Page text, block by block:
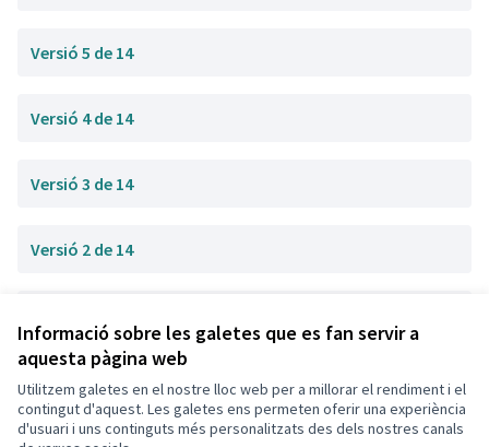
Informació sobre les galetes que es fan servir a
aquesta pàgina web
Utilitzem galetes en el nostre lloc web per a millorar el rendiment i el
contingut d'aquest. Les galetes ens permeten oferir una experiència
d'usuari i uns continguts més personalitzats des dels nostres canals
Versió 5 de 14
Versió 4 de 14
Versió 3 de 14
Versió 2 de 14
Termes i condicions d'ús
Configuració de les galetes
Decidim Calafell a X
Decidim Calafell a Facebook
Decidim Calafell a YouTube
Decidim Calafell a GitHub